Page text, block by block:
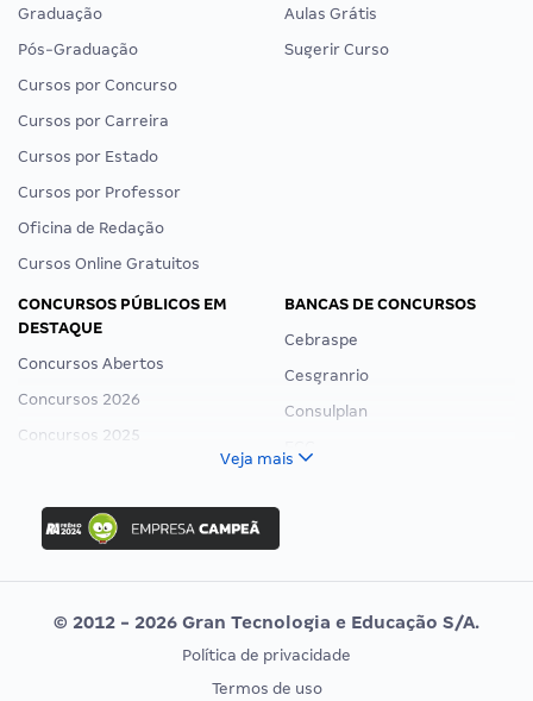
Graduação
Pós-Graduação
Cursos por Concurso
Cursos por Carreira
Cursos por Estado
Cursos por Professor
Oficina de Redação
Cursos Online Gratuitos
Aulas Grátis
Sugerir Curso
CONCURSOS PÚBLICOS EM
DESTAQUE
Concursos Abertos
Concursos 2026
Concursos 2025
Concurso Nacional Unificado
Concurso Ibama
Concurso MPU
Editais publicados
BANCAS DE CONCURSOS
Cebraspe
Cesgranrio
Consulplan
Vunesp
CONCURSOS POR PROFISSÃO
EXAME DE ORDEM
Veja mais
© 2012 - 2026 Gran Tecnologia e Educação S/A.
Política de privacidade
Termos de uso